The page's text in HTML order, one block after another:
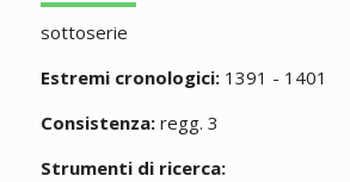
sottoserie
Estremi cronologici:1391 - 1401
Consistenza:regg. 3
Strumenti di ricerca: